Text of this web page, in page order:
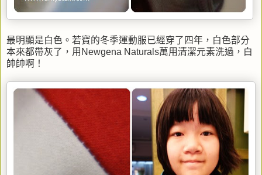
最明顯是白色。若寶的冬季運動服已經穿了四年，白色部分
本來都帶灰了，用Newgena Naturals萬用清潔元素洗過，白
帥帥啊！